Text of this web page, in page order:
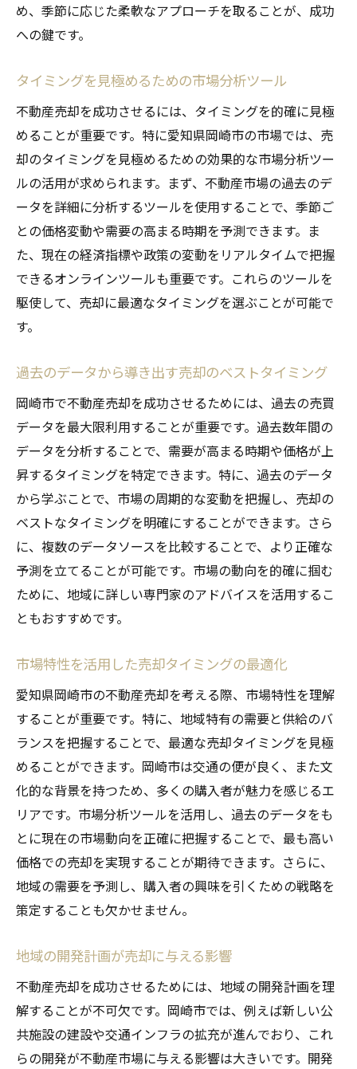
め、季節に応じた柔軟なアプローチを取ることが、成功
への鍵です。
タイミングを見極めるための市場分析ツール
不動産売却を成功させるには、タイミングを的確に見極
めることが重要です。特に愛知県岡崎市の市場では、売
却のタイミングを見極めるための効果的な市場分析ツー
ルの活用が求められます。まず、不動産市場の過去のデ
ータを詳細に分析するツールを使用することで、季節ご
との価格変動や需要の高まる時期を予測できます。ま
た、現在の経済指標や政策の変動をリアルタイムで把握
できるオンラインツールも重要です。これらのツールを
駆使して、売却に最適なタイミングを選ぶことが可能で
す。
過去のデータから導き出す売却のベストタイミング
岡崎市で不動産売却を成功させるためには、過去の売買
データを最大限利用することが重要です。過去数年間の
データを分析することで、需要が高まる時期や価格が上
昇するタイミングを特定できます。特に、過去のデータ
から学ぶことで、市場の周期的な変動を把握し、売却の
ベストなタイミングを明確にすることができます。さら
に、複数のデータソースを比較することで、より正確な
予測を立てることが可能です。市場の動向を的確に掴む
ために、地域に詳しい専門家のアドバイスを活用するこ
ともおすすめです。
市場特性を活用した売却タイミングの最適化
愛知県岡崎市の不動産売却を考える際、市場特性を理解
することが重要です。特に、地域特有の需要と供給のバ
ランスを把握することで、最適な売却タイミングを見極
めることができます。岡崎市は交通の便が良く、また文
化的な背景を持つため、多くの購入者が魅力を感じるエ
リアです。市場分析ツールを活用し、過去のデータをも
とに現在の市場動向を正確に把握することで、最も高い
価格での売却を実現することが期待できます。さらに、
地域の需要を予測し、購入者の興味を引くための戦略を
策定することも欠かせません。
地域の開発計画が売却に与える影響
不動産売却を成功させるためには、地域の開発計画を理
解することが不可欠です。岡崎市では、例えば新しい公
共施設の建設や交通インフラの拡充が進んでおり、これ
らの開発が不動産市場に与える影響は大きいです。開発